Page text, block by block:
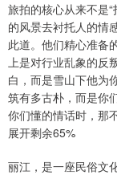
旅拍的核心从来不是
的风景去衬托人的情
此道。他们精心准备
上是对行业乱象的反
白，而是雪山下他为
筑有多古朴，而是你
你们懂的情话时，那
展开剩余65%
丽江，是一座民俗文